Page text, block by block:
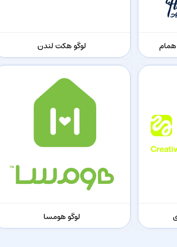
همام لوگو هکت لندن
لوگو هومسا